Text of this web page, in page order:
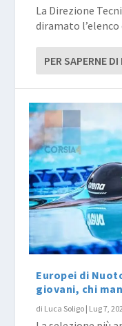
La Direzione
diramato l’elenco
PER SAPERNE DI
Europei di
giovani, chi
di Luca Soligo | Lug 7,